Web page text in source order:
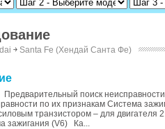
￫ Santa Fe (Хендай Санта Фе)
поиск
по их признакам Система
транзистором – для двигателя
зажигания (V6) Ка...